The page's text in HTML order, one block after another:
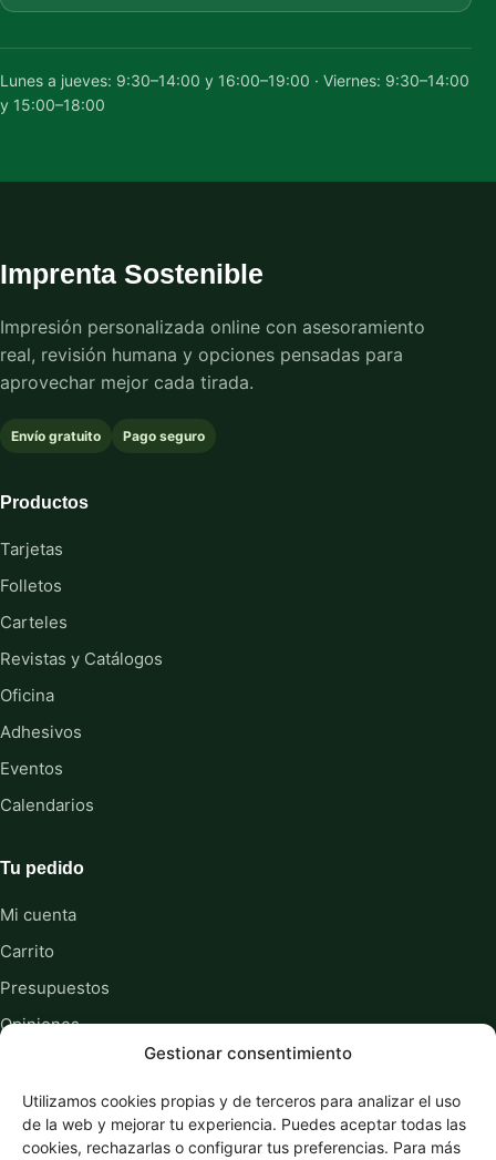
Gestionar consentimiento
Utilizamos cookies propias y de terceros para analizar el uso
de la web y mejorar tu experiencia. Puedes aceptar todas las
cookies, rechazarlas o configurar tus preferencias. Para más
Lunes a jueves: 9:30–14:00 y 16:00–19:00 · Viernes: 9:30–14:00
y 15:00–18:00
Imprenta Sostenible
Impresión personalizada online con asesoramiento
real, revisión humana y opciones pensadas para
aprovechar mejor cada tirada.
Envío gratuito Pago seguro
Productos
Tarjetas
Folletos
Carteles
Revistas y Catálogos
Oficina
Adhesivos
Eventos
Calendarios
Tu pedido
Mi cuenta
Carrito
Presupuestos
Opiniones
Guías y recursos